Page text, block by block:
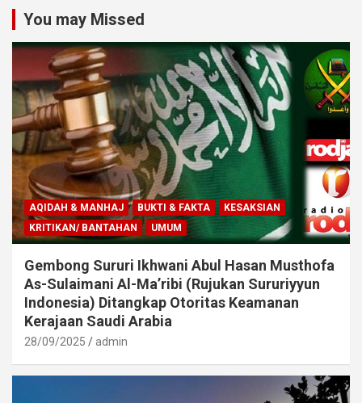
You may Missed
AQIDAH & MANHAJ BUKTI & FAKTA
KESAKSIAN
KRITIKAN/ BANTAHAN
UMUM
Gembong Sururi Ikhwani Abul Hasan Musthofa
As-Sulaimani Al-Ma’ribi (Rujukan Sururiyyun
Indonesia) Ditangkap Otoritas Keamanan
Kerajaan Saudi Arabia
28/09/2025 admin